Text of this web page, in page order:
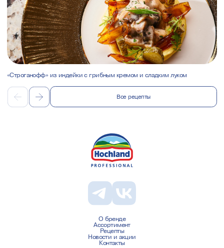
«Строганофф» из индейки с грибным кремом и сладким луком
Все рецепты
О бренде
Ассортимент
Рецепты
Новости и акции
Контакты